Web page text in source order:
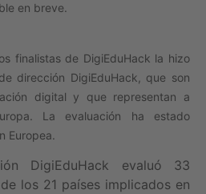
en breve.
finalistas de DigiEduHack la hizo
dirección DigiEduHack, que son
digital y que representan a
La evaluación ha estado
Europea.
DigiEduHack evaluó 33
los 21 países implicados en